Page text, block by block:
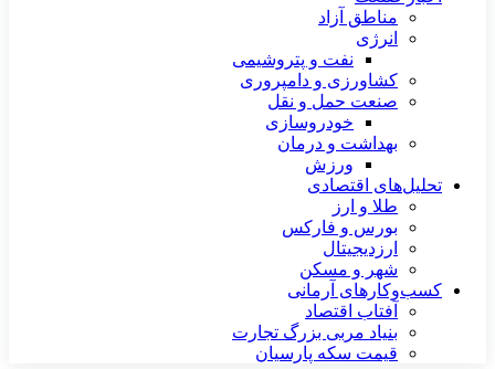
مناطق آزاد
انرژی
نفت و پتروشیمی
کشاورزی و دامپروری
صنعت حمل و نقل
خودروسازی
بهداشت و درمان
ورزش
تحلیل‌های اقتصادی
طلا و ارز
بورس و فارکس
ارزدیجیتال
شهر و مسکن
کسب‌وکارهای آرمانی
آفتاب اقتصاد
بنیاد مربی بزرگ تجارت
قیمت سکه پارسیان